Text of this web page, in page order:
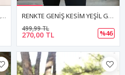
RENKTE GENİŞ KESİM DESENLİ KİMONO CEKET RENKTE GENİŞ KESİM YEŞİL GÖMLEK&CEKET
270,00 TL
499,99 TL
%46